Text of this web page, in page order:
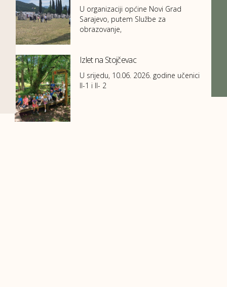
U organizaciji općine Novi Grad
Sarajevo, putem Službe za
obrazovanje,
Izlet na Stojčevac
U srijedu, 10.06. 2026. godine učenici
II-1 i II- 2